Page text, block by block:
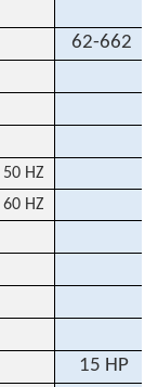
62-662
50 HZ
60 HZ
15 HP